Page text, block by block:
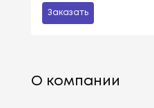
Заказать
О компании